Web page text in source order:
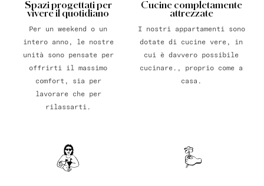
Spazi progettati per
vivere il quotidiano
Per un weekend o un
intero anno, le nostre
unità sono pensate per
offrirti il massimo
comfort, sia per
lavorare che per
rilassarti.
Cucine completamente
attrezzate
I nostri appartamenti sono
dotate di cucine vere, in
cui è davvero possibile
cucinare., proprio come a
casa.